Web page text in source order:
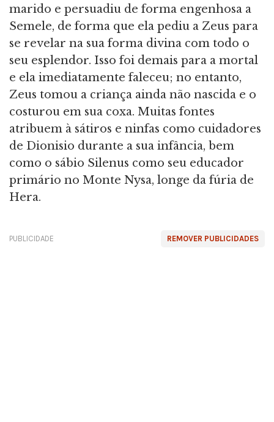
marido e persuadiu de forma engenhosa a
Semele, de forma que ela pediu a Zeus para
se revelar na sua forma divina com todo o
seu esplendor. Isso foi demais para a mortal
e ela imediatamente faleceu; no entanto,
Zeus tomou a criança ainda não nascida e o
costurou em sua coxa. Muitas fontes
atribuem à sátiros e ninfas como cuidadores
de Dionisio durante a sua infância, bem
como o sábio Silenus como seu educador
primário no Monte Nysa, longe da fúria de
Hera.
REMOVER PUBLICIDADES
PUBLICIDADE